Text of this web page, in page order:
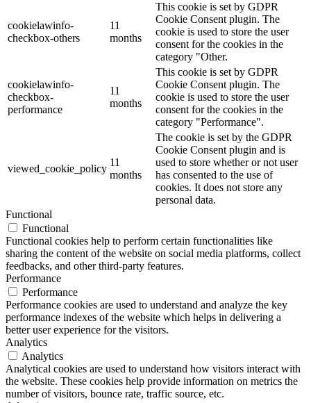
cookielawinfo-
checkbox-others
11
months
This cookie is set by GDPR
Cookie Consent plugin. The
cookie is used to store the user
consent for the cookies in the
category "Other.
cookielawinfo-
checkbox-
performance
11
months
This cookie is set by GDPR
Cookie Consent plugin. The
cookie is used to store the user
consent for the cookies in the
category "Performance".
viewed_cookie_policy
11
months
The cookie is set by the GDPR
Cookie Consent plugin and is
used to store whether or not user
has consented to the use of
cookies. It does not store any
personal data.
Functional
Functional
Functional cookies help to perform certain functionalities like
sharing the content of the website on social media platforms, collect
feedbacks, and other third-party features.
Performance
Performance
Performance cookies are used to understand and analyze the key
performance indexes of the website which helps in delivering a
better user experience for the visitors.
Analytics
Analytics
Analytical cookies are used to understand how visitors interact with
the website. These cookies help provide information on metrics the
number of visitors, bounce rate, traffic source, etc.